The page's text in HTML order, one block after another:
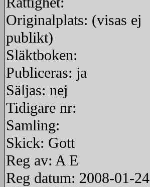
Originalplats: (visas ej
publikt)
Släktboken:
Publiceras: ja
Säljas: nej
Tidigare nr:
Samling:
Skick: Gott
Reg av: A E
Reg datum: 2008-01-24